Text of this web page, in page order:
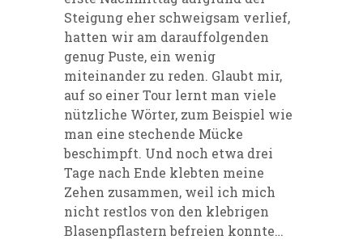
Steigung eher schweigsam verlief,
hatten wir am darauffolgenden
genug Puste, ein wenig
miteinander zu reden. Glaubt mir,
auf so einer Tour lernt man viele
nützliche Wörter, zum Beispiel wie
man eine stechende Mücke
beschimpft. Und noch etwa drei
Tage nach Ende klebten meine
Zehen zusammen, weil ich mich
nicht restlos von den klebrigen
Blasenpflastern befreien konnte…